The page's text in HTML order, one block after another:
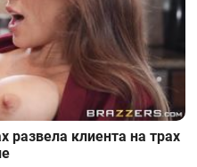
развела клиента на трах